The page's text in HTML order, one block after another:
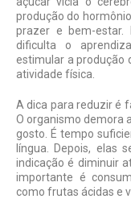
produção do
prazer e bem-estar.
dificulta o
estimular a produção
atividade física.
A dica para reduzir é
O organismo demora
gosto. É tempo
língua. Depois, elas
indicação é diminuir
importante é
como frutas ácidas e